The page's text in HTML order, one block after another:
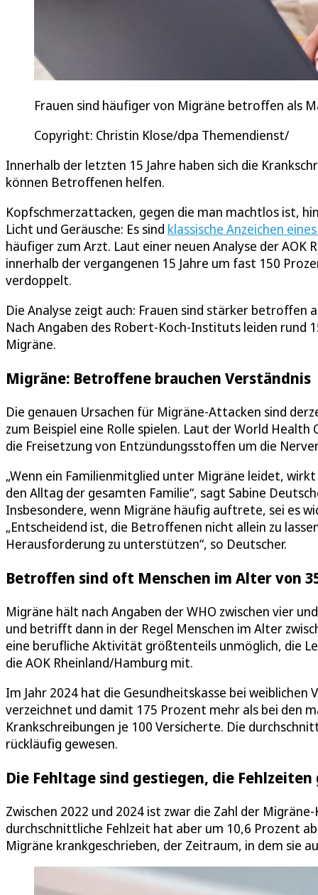
Frauen sind häufiger von Migräne betroffen als
Copyright: Christin Klose/dpa Themendienst/
Innerhalb der letzten 15 Jahre haben sich die
können Betroffenen helfen.
Kopfschmerzattacken, gegen die man machtlos ist,
Licht und Geräusche: Es sind klassische Anzeichen
häufiger zum Arzt. Laut einer neuen Analyse der AOK
innerhalb der vergangenen 15 Jahre um fast 150
verdoppelt.
Die Analyse zeigt auch: Frauen sind stärker betroffen
Nach Angaben des Robert-Koch-Instituts leiden rund
Migräne.
Migräne: Betroffene brauchen Verständnis
Die genauen Ursachen für Migräne-Attacken sind
zum Beispiel eine Rolle spielen. Laut der World
die Freisetzung von Entzündungsstoffen um die
„Wenn ein Familienmitglied unter Migräne leidet,
den Alltag der gesamten Familie“, sagt Sabine
Insbesondere, wenn Migräne häufig auftrete, sei es
„Entscheidend ist, die Betroffenen nicht allein zu
Herausforderung zu unterstützen“, so Deutscher.
Betroffen sind oft Menschen im Alter von
Migräne hält nach Angaben der WHO zwischen vier
und betrifft dann in der Regel Menschen im Alter
eine berufliche Aktivität größtenteils unmöglich, die
die AOK Rheinland/Hamburg mit.
Im Jahr 2024 hat die Gesundheitskasse bei
verzeichnet und damit 175 Prozent mehr als bei den
Krankschreibungen je 100 Versicherte. Die
rückläufig gewesen.
Die Fehltage sind gestiegen, die Fehlzeiten
Zwischen 2022 und 2024 ist zwar die Zahl der
durchschnittliche Fehlzeit hat aber um 10,6 Prozent
Migräne krankgeschrieben, der Zeitraum, in dem sie